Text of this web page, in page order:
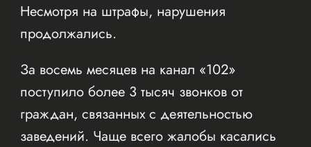
Несмотря на штрафы, нарушения
продолжались.
За восемь месяцев на канал «102»
поступило более 3 тысяч звонков от
граждан, связанных с деятельностью
заведений. Чаще всего жалобы касались